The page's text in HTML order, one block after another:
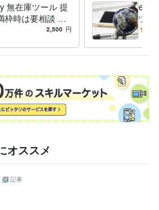
無在庫ツール 提
枠時は要相談 フ
ト 高速出品 自動
2,500 円
ツー
リ、
能
オススメ
記事